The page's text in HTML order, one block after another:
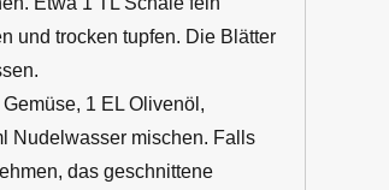
und trocken tupfen. Die Blätter
1 EL Olivenöl,
Nudelwasser mischen. Falls
das geschnittene